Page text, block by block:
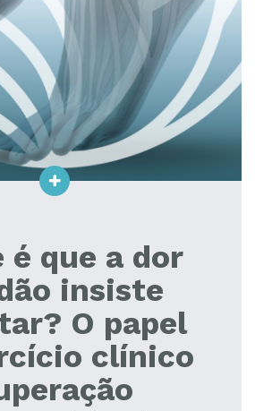
é que a dor
insiste
O papel
clínico